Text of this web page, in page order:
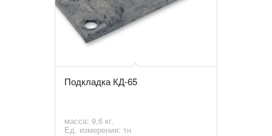
Подкладка КД-65
масса: 9,6 кг.
Ед. измерения: тн